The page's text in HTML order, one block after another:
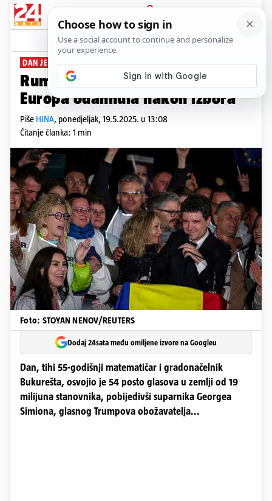
PRIJAVA
News Komentari
DAN JE NOVI PREDSJEDNIK
Rumunjska odbila 'Trumpizam':
Europa odahnula nakon izbora
Piše HINA, ponedjeljak, 19.5.2025. u 13:08
Čitanje članka: 1 min
Foto: STOYAN NENOV/REUTERS
Dodaj 24sata među omiljene izvore na Googleu
Dan, tihi 55-godišnji matematičar i gradonačelnik
Bukurešta, osvojio je 54 posto glasova u zemlji od 19
milijuna stanovnika, pobijedivši suparnika Georgea
Simiona, glasnog Trumpova obožavatelja...